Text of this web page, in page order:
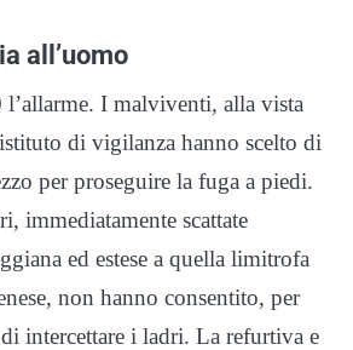
all’uomo
I malviventi, alla vista
di vigilanza hanno scelto di
per proseguire la fuga a piedi.
immediatamente scattate
ed estese a quella limitrofa
non hanno consentito, per
intercettare i ladri. La refurtiva e